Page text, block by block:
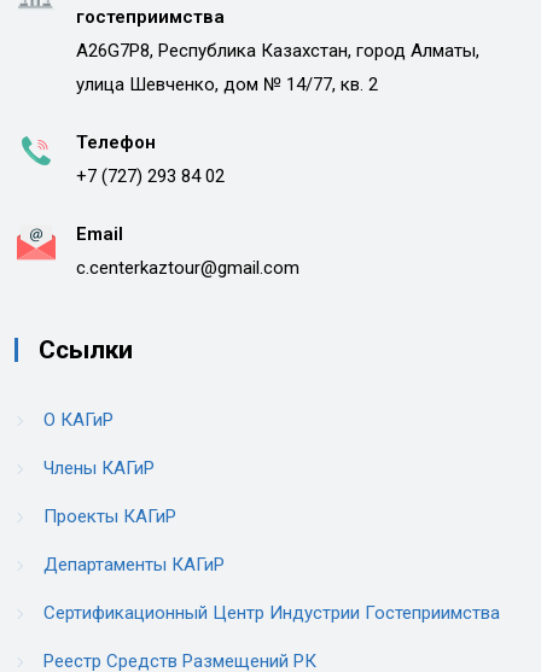
гостеприимства
A26G7P8, Республика Казахстан, город Алматы,
улица Шевченко, дом № 14/77, кв. 2
Телефон
+7 (727) 293 84 02
Email
c.centerkaztour@gmail.com
Ссылки
О КАГиР
Члены КАГиР
Проекты КАГиР
Департаменты КАГиР
Сертификационный Центр Индустрии Гостеприимства
Реестр Средств Размещений РК